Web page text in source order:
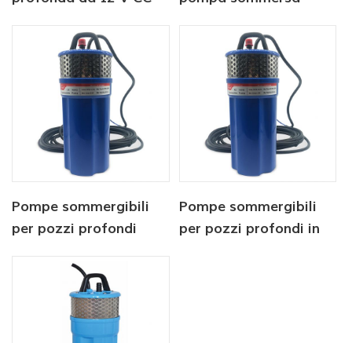
l'abbeveraggio del
bestiame
Pompe sommergibili
per pozzi profondi
solare da 12/24 V
Pompe sommergibili
per pozzi profondi in